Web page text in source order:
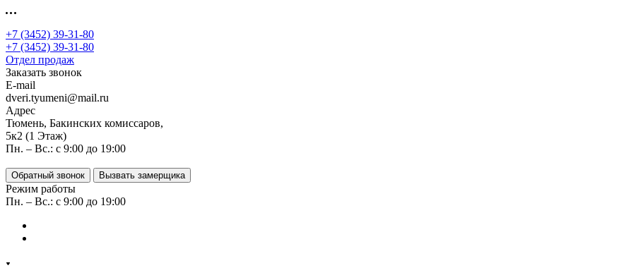
+7 (3452) 39-31-80
+7 (3452) 39-31-80
Отдел продаж
Заказать звонок
E-mail
dveri.tyumeni@mail.ru
Адрес
Тюмень, Бакинских комиссаров,
5к2 (1 Этаж)
Пн. – Вс.: с 9:00 до 19:00
Обратный звонок Вызвать замерщика
Режим работы
Пн. – Вс.: с 9:00 до 19:00